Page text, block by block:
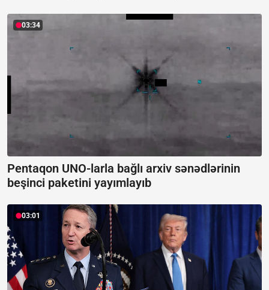
03:34
Pentaqon UNO-larla bağlı arxiv sənədlərinin
beşinci paketini yayımlayıb
03:01